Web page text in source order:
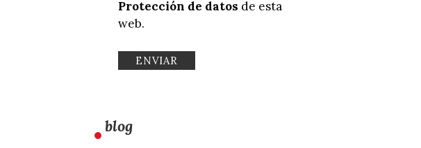
Protección de datos de esta
web.
blog